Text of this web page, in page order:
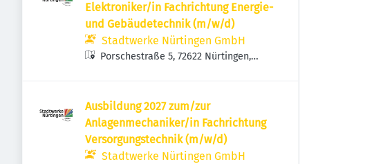
Elektroniker/in Fachrichtung Energie-
und Gebäudetechnik (m/w/d)
Stadtwerke Nürtingen GmbH
Porschestraße 5, 72622 Nürtingen,
Ausbildung 2027 zum/zur
Anlagenmechaniker/in Fachrichtung
Versorgungstechnik (m/w/d)
Stadtwerke Nürtingen GmbH